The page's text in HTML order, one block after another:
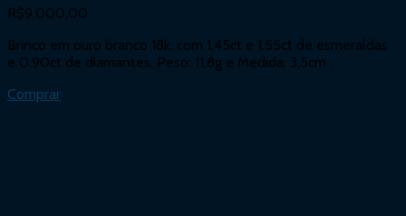
R$9.000,00
Brinco em ouro branco 18k, com 1.45ct e 1.55ct de esmeraldas
e 0.90ct de diamantes. Peso: 11,8g e Medida: 3,5cm .
Comprar